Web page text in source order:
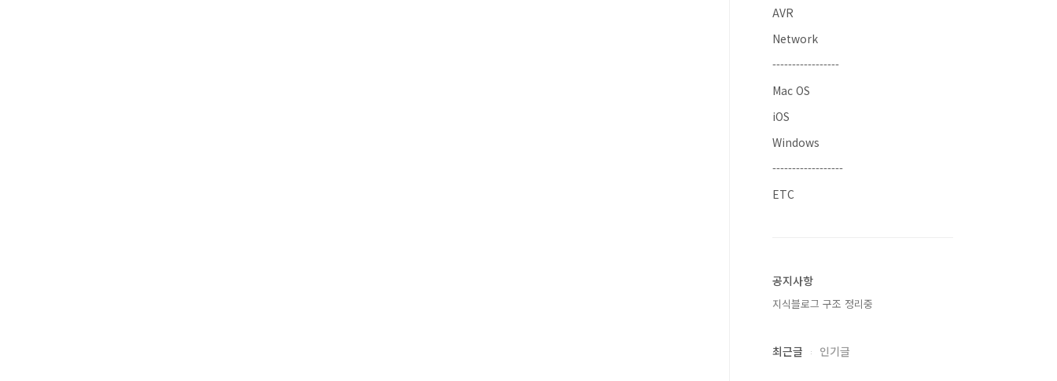
AVR
Network
-----------------
Mac OS
iOS
Windows
------------------
ETC
공지사항
지식블로그 구조 정리중
최근글 인기글